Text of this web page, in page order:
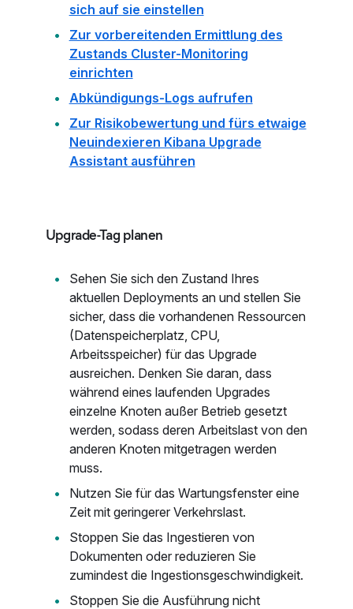
sich auf sie einstellen
Zur vorbereitenden Ermittlung des
Zustands Cluster-Monitoring
einrichten
Abkündigungs-Logs aufrufen
Zur Risikobewertung und fürs etwaige
Neuindexieren Kibana Upgrade
Assistant ausführen
Upgrade-Tag planen
Sehen Sie sich den Zustand Ihres
aktuellen Deployments an und stellen Sie
sicher, dass die vorhandenen Ressourcen
(Datenspeicherplatz, CPU,
Arbeitsspeicher) für das Upgrade
ausreichen. Denken Sie daran, dass
während eines laufenden Upgrades
einzelne Knoten außer Betrieb gesetzt
werden, sodass deren Arbeitslast von den
anderen Knoten mitgetragen werden
muss.
Nutzen Sie für das Wartungsfenster eine
Zeit mit geringerer Verkehrslast.
Stoppen Sie das Ingestieren von
Dokumenten oder reduzieren Sie
zumindest die Ingestionsgeschwindigkeit.
Stoppen Sie die Ausführung nicht